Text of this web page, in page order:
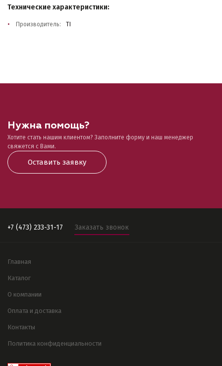
Технические характеристики:
Производитель: TI
Нужна помощь?
Хотите стать нашим клиентом? Заполните форму и наш менеджер
свяжется с Вами.
Оставить заявку
+7 (473) 233-31-17 Заказать звонок
Главная
Каталог
О компании
Оплата и доставка
Контакты
Политика конфиденциальности